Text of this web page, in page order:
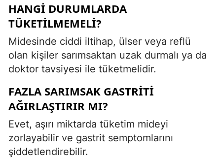
HANGI DURUMLARDA
TÜKETILMEMELI?
Midesinde ciddi iltihap, ülser veya reflü
olan kişiler sarımsaktan uzak durmalı ya da
doktor tavsiyesi ile tüketmelidir.
FAZLA SARIMSAK GASTRITI
AĞIRLAŞTIRIR MI?
Evet, aşırı miktarda tüketim mideyi
zorlayabilir ve gastrit semptomlarını
şiddetlendirebilir.